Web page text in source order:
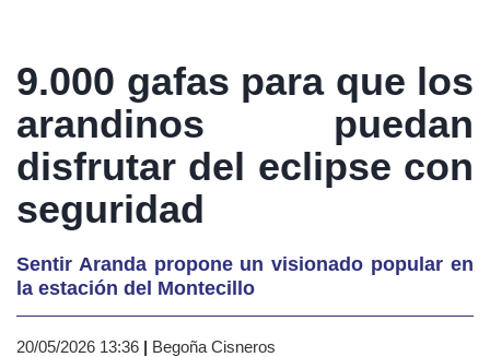
9.000 gafas para que los
arandinos puedan
disfrutar del eclipse con
seguridad
Sentir Aranda propone un visionado popular en
la estación del Montecillo
20/05/2026 13:36 | Begoña Cisneros